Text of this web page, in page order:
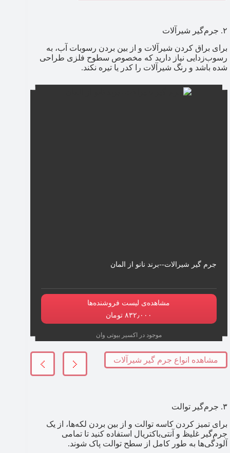
۲. جرم‌گیر شیرآلات
برای براق کردن شیرآلات و از بین بردن رسوبات آب، به
رسوب‌زدایی نیاز دارید که مخصوص سطوح فلزی طراحی
شده باشد و رنگ شیرآلات را کدر یا تیره نکند.
جرم گیر شیرالات--برند نانو از المان
مشاهده‌ی لیست فروشنده‌ها
۸۳۲٫۰۰۰ تومان
موجود در اکسیر بیوتی وان
مشاهده انواع جرم گیر شیرآلات
۳. جرم‌گیر توالت
برای تمیز کردن کاسه توالت و از بین بردن لکه‌ها، از یک
جرم‌گیر غلیظ و آنتی‌باکتریال استفاده کنید تا تمامی
آلودگی‌ها به طور کامل از سطح توالت پاک شوند.